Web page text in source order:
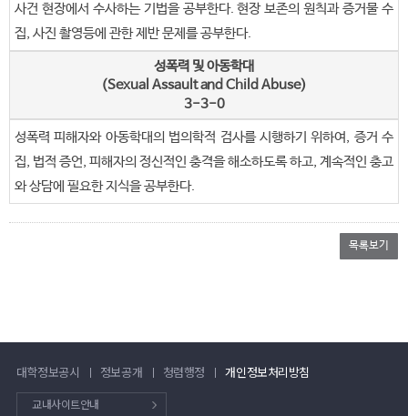
사건 현장에서 수사하는 기법을 공부한다. 현장 보존의 원칙과 증거물 수
집, 사진 촬영등에 관한 제반 문제를 공부한다.
성폭력 및 아동학대
(Sexual Assault and Child Abuse)
3-3-0
성폭력 피해자와 아동학대의 법의학적 검사를 시행하기 위하여, 증거 수
집, 법적 증언, 피해자의 정신적인 충격을 해소하도록 하고, 계속적인 충고
와 상담에 필요한 지식을 공부한다.
목록보기
대학정보공시 정보공개 청렴행정 개인정보처리방침
교내사이트안내